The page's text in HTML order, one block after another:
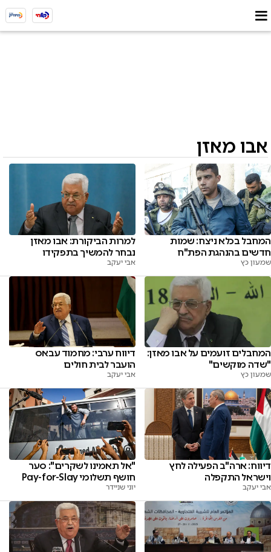
אבו מאזן
המחבל בכלא ניצח: שמות
חדשים בהנהגת הפת"ח
שמעון כץ
למרות הביקורת: אבו מאזן
נבחר להמשיך בתפקידו
אבי יעקב
המחבלים זועמים על אבו מאזן:
"שדה מוקשים"
שמעון כץ
דיווח ערבי: מחמוד עבאס
הועבר לבית חולים
אבי יעקב
דיווח: ארה"ב הפעילה לחץ
וישראל התקפלה
אבי יעקב
"אל תאמינו לשקרים": סער
חושף תשלומי Pay-for-Slay
יוני שניידר